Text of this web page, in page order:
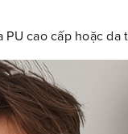
cao cấp hoặc